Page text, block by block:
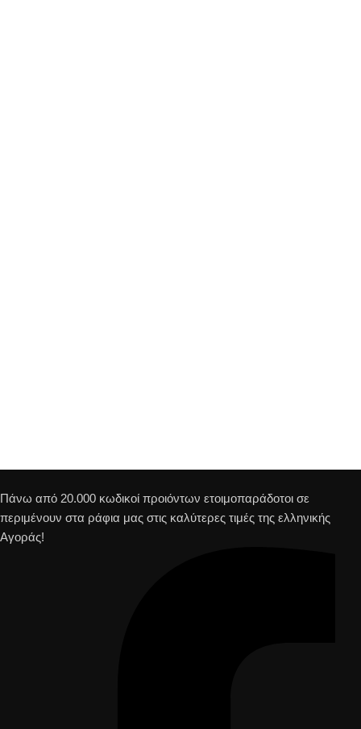
Πάνω από 20.000 κωδικοί προιόντων ετοιμοπαράδοτοι σε
περιμένουν στα ράφια μας στις καλύτερες τιμές της ελληνικής
Αγοράς!